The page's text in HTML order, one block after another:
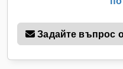
Задайте въпрос